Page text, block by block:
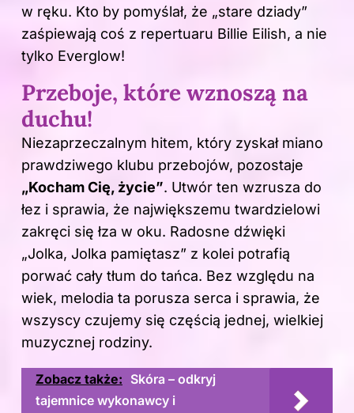
w ręku. Kto by pomyślał, że „stare dziady”
zaśpiewają coś z repertuaru Billie Eilish, a nie
tylko Everglow!
Przeboje, które wznoszą na
duchu!
Niezaprzeczalnym hitem, który zyskał miano
prawdziwego klubu przebojów, pozostaje
„Kocham Cię, życie”. Utwór ten wzrusza do
łez i sprawia, że największemu twardzielowi
zakręci się łza w oku. Radosne dźwięki
„Jolka, Jolka pamiętasz” z kolei potrafią
porwać cały tłum do tańca. Bez względu na
wiek, melodia ta porusza serca i sprawia, że
wszyscy czujemy się częścią jednej, wielkiej
muzycznej rodziny.
Zobacz także: Skóra – odkryj
tajemnice wykonawcy i